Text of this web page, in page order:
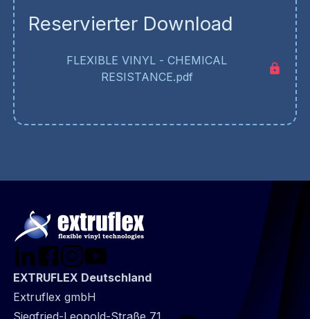
Reservierter Download
FLEXIBLE VINYL - CHEMICAL
RESISTANCE.pdf
EXTRUFLEX Deutschland
Extruflex gmbH